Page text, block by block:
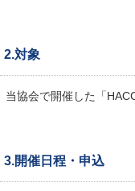
2.対象
当協会で開催した「
3.開催日程・申込